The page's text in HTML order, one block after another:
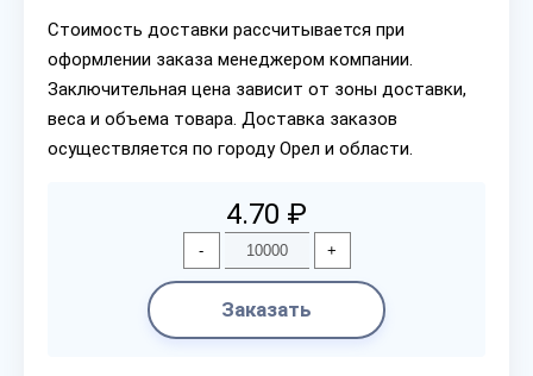
Стоимость доставки рассчитывается при
оформлении заказа менеджером компании.
Заключительная цена зависит от зоны доставки,
веса и объема товара. Доставка заказов
осуществляется по городу Орел и области.
4.70 ₽
- +
Заказать